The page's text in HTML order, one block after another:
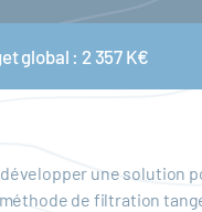
global : 2 357 K€
développer une
de filtration